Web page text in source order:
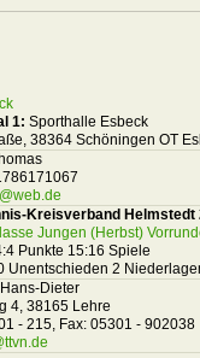
1: Sporthalle Esbeck
38364 Schöningen OT
Kreisverband Helmstedt
Jungen (Herbst)
Punkte 15:16 Spiele
Unentschieden 2
Dieter
4, 38165 Lehre
- 215, Fax: 05301 - 902038